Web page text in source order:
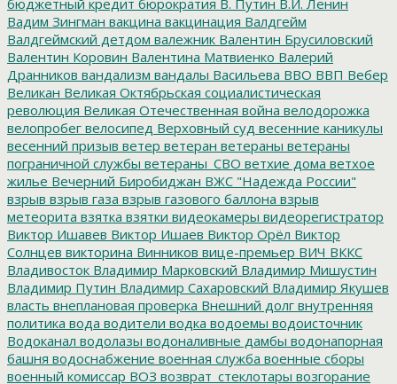
Вадим Зингман вакцина вакцинация Валдгейм
Валдгеймский детдом валежник Валентин Брусиловский
Валентин Коровин Валентина Матвиенко Валерий
Дранников вандализм вандалы Васильева ВВО ВВП Вебер
Великан Великая Октябрьская социалистическая
революция Великая Отечественная война велодорожка
велопробег велосипед Верховный суд весенние каникулы
весенний призыв ветер ветеран ветераны ветераны
пограничной службы ветераны_СВО ветхие дома ветхое
жилье Вечерний Биробиджан ВЖС "Надежда России"
взрыв взрыв газа взрыв газового баллона взрыв
метеорита взятка взятки видеокамеры видеорегистратор
Виктор Ишавев Виктор Ишаев Виктор Орёл Виктор
Солнцев викторина Винников вице-премьер ВИЧ ВККС
Владивосток Владимир Марковский Владимир Мишустин
Владимир Путин Владимир Сахаровский Владимир Якушев
власть внеплановая проверка Внешний долг внутренняя
политика вода водители водка водоемы водоисточник
Водоканал водолазы водоналивные дамбы водонапорная
башня водоснабжение военная служба военные сборы
военный комиссар ВОЗ возврат_стеклотары возгорание